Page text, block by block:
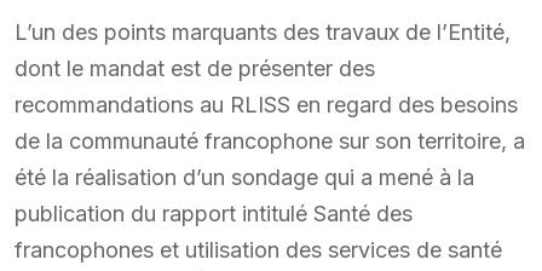
L’un des points marquants des travaux de l’Entité,
dont le mandat est de présenter des
recommandations au RLISS en regard des besoins
de la communauté francophone sur son territoire, a
été la réalisation d’un sondage qui a mené à la
publication du rapport intitulé Santé des
francophones et utilisation des services de santé